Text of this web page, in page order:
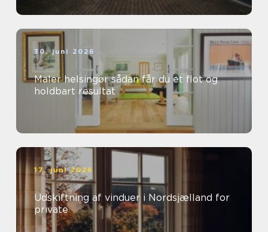
30. juni 2026
Maler helsingør sådan får du et flot og
holdbart resultat
17. juni 2026
Udskiftning af vinduer i Nordsjælland for
private